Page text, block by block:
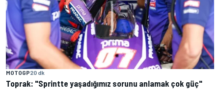
MOTOGP20 dk
Toprak: "Sprintte yaşadığımız sorunu anlamak çok güç"